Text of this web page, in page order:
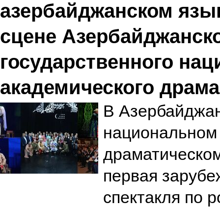
азербайджанском
сцене
государственного
академического
В
первая
спектакля по